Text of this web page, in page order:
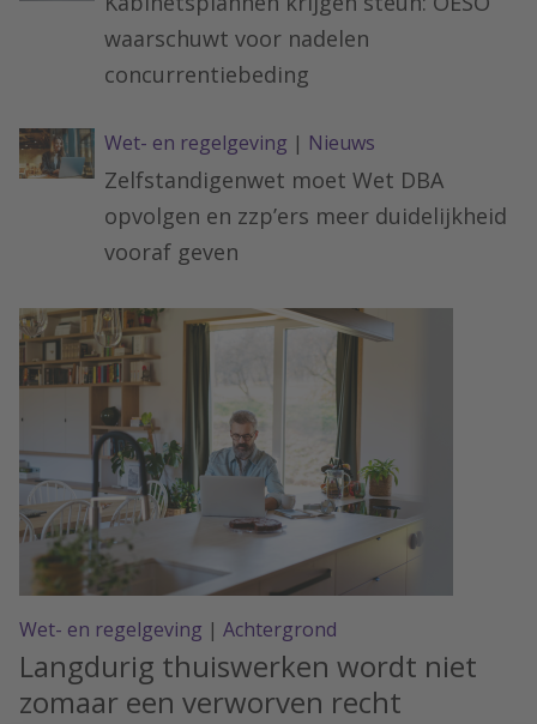
waarschuwt voor nadelen
concurrentiebeding
Wet- en regelgeving | Nieuws
Zelfstandigenwet moet Wet DBA
opvolgen en zzp’ers meer duidelijkheid
vooraf geven
Wet- en regelgeving | Achtergrond
Langdurig thuiswerken wordt niet
zomaar een verworven recht